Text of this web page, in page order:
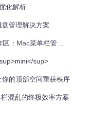
定制，对于初学者来
时才显示和关闭弹出
原则，提供原生的用户
和EventMonitor，可
化解析
管理解决方案
单栏管理神器Ice全攻略
sup>
的顶部空间重获秩序
混乱的终极效率方案